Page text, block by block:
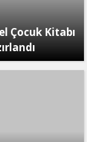
Çocuk Kitabı